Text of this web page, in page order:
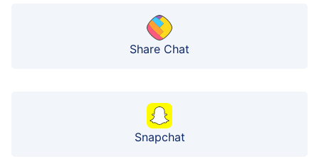
Share Chat
Snapchat